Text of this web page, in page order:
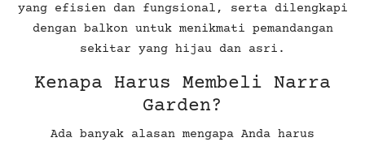
yang efisien dan fungsional, serta dilengkapi
dengan balkon untuk menikmati pemandangan
sekitar yang hijau dan asri.
Kenapa Harus Membeli Narra
Garden?
Ada banyak alasan mengapa Anda harus